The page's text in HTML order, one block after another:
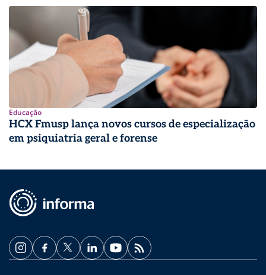
Educação
HCX Fmusp lança novos cursos de especialização
em psiquiatria geral e forense